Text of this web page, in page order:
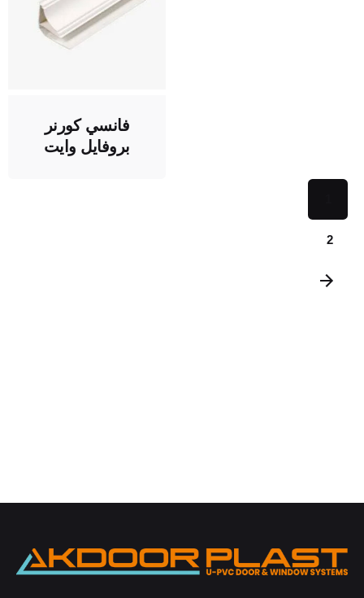
فانسي كورنر
بروفايل وايت
2